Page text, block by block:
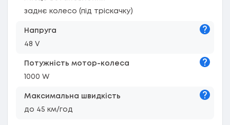
заднє колесо (під тріскачку)
Напруга
48 V
Потужність мотор-колеса
1000 W
Максимальна швидкість
до 45 км/год